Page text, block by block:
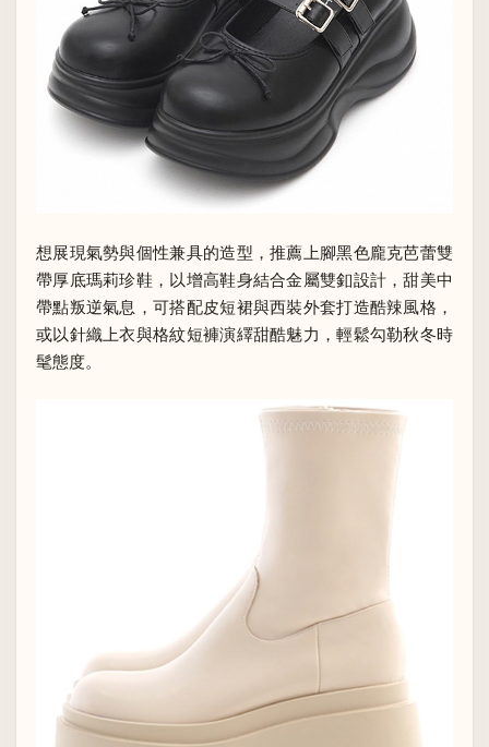
想展現氣勢與個性兼具的造型，推薦上腳黑色龐克芭蕾雙
帶厚底瑪莉珍鞋，以增高鞋身結合金屬雙釦設計，甜美中
帶點叛逆氣息，可搭配皮短裙與西裝外套打造酷辣風格，
或以針織上衣與格紋短褲演繹甜酷魅力，輕鬆勾勒秋冬時
髦態度。